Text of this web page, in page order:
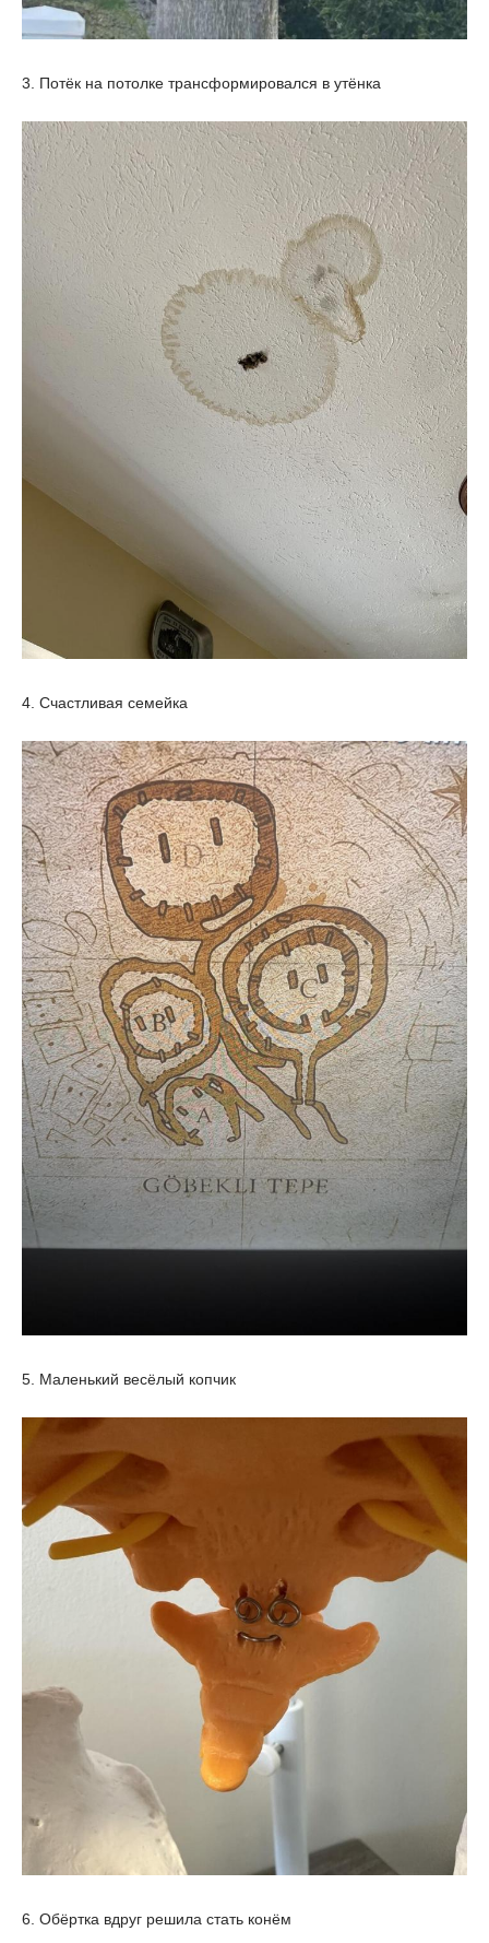
3. Потёк на потолке трансформировался в утёнка
4. Счастливая семейка
5. Маленький весёлый копчик
6. Обёртка вдруг решила стать конём